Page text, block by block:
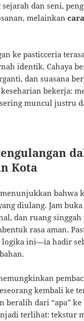
dan seni,
melainkan
ke pasticceria
identik. Cahaya
dan suasana
bekerja:
muncul justru
Kota
bahwa
diulang. Jam buka
dan ruang singgah
rasa aman.
logika ini—ia hadir
kembali ke
beralih dari “apa” ke
terlihat: tekstur